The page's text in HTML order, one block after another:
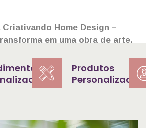
Criativando Home Design –
em uma obra de arte.
Produtos
Personalizados